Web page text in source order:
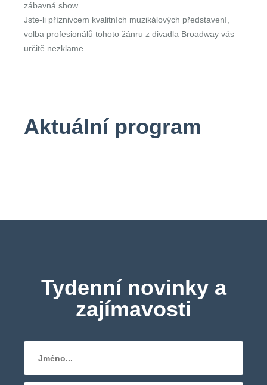
zábavná show.
Jste-li příznivcem kvalitních muzikálových představení,
volba profesionálů tohoto žánru z divadla Broadway vás
určitě nezklame.
Aktuální program
Tydenní novinky a
zajímavosti